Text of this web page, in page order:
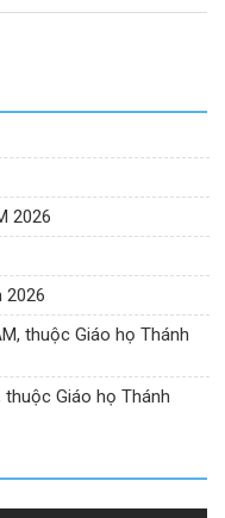
2026
2026
thuộc Giáo họ Thánh
thuộc Giáo họ Thánh